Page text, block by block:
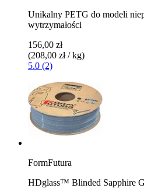
Unikalny PETG do modeli
wytrzymałości
156,00 zł
(208,00 zł / kg)
5.0 (2)
FormFutura
HDglass™ Blinded Sapphire